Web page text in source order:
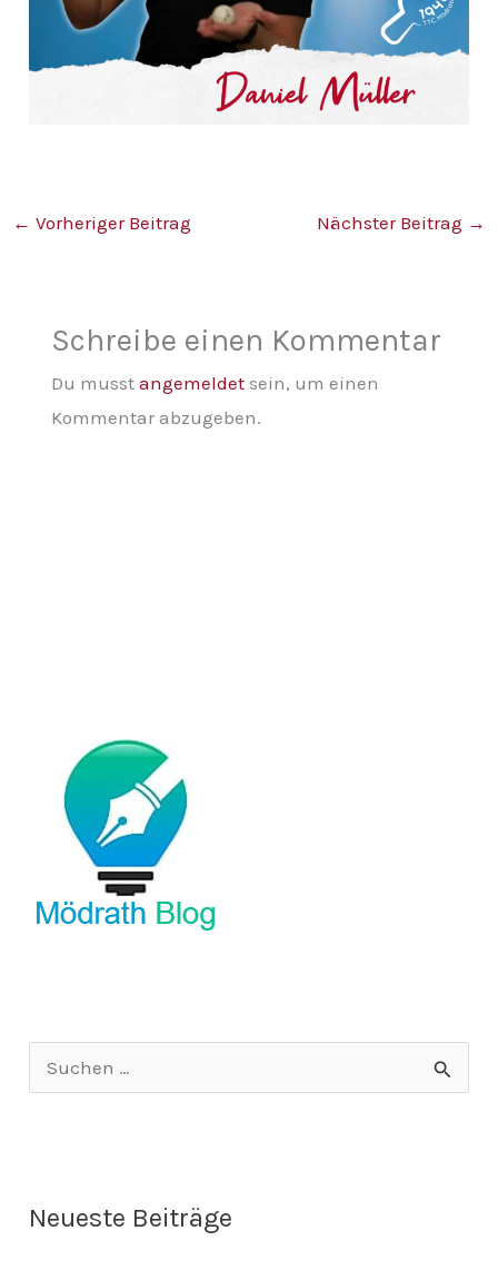
← Vorheriger Beitrag Nächster Beitrag →
Schreibe einen Kommentar
Du musst angemeldetsein, um einen
Kommentar abzugeben.
e
Neueste Beiträge